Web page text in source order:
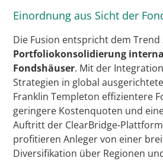
Einordnung aus Sicht der
Die Fusion entspricht dem Trend
Portfoliokonsolidierung
Fondshäuser. Mit der
Strategien in global
Franklin Templeton effizientere
geringere Kostenquoten und
Auftritt der ClearBridge-
profitieren Anleger von einer
Diversifikation über Regionen